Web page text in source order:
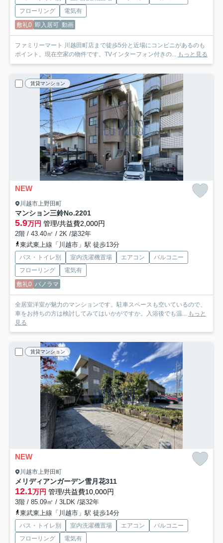
フローリング
電気有
敷礼0 即入居可 動画
ファミリーマート 川越田町店まで徒歩5分と近場にコンビニがあるのも
ポイント。現在空家の物件です。TVインターフォン付きの... もっと見る
賃貸マンション
NEW
川越市上野田町
マンション三鈴No.2201
5.9万円 管理/共益費2,000円
2階 / 43.40㎡ / 2K /築32年
東武東上線「川越市」駅 徒歩13分
バス・トイレ別 室内洗濯機置場 エアコン
バルコニー
フローリング
電気有
敷礼0 パノラマ
全居室洋室が魅力のマンションです。駐車スペースも空いているので、
車をお持ちの方は検討してみてはいかがですか。入浴後でも温... もっと
見る
賃貸マンション
NEW
川越市上野田町
メリディアンガーデン雪月花311
12.1万円 管理/共益費10,000円
3階 / 85.09㎡ / 3LDK /築32年
東武東上線「川越市」駅 徒歩14分
バス・トイレ別 室内洗濯機置場 エアコン
バルコニー
フローリング
電気有